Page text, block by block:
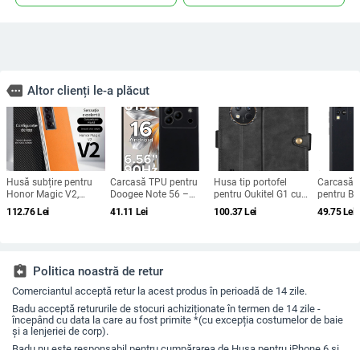
more Altor clienți le-a plăcut
Husă subțire pentru
Honor Magic V2,
protecție anti-cădere,
carcasă dură pentru
112.76Lei
Carcasă TPU pentru
Doogee Note 56 –
protecție completă
pentru Note 56, Plus și
41.11 Lei
Husa tip portofel
pentru Oukitel G1 cu
catarama magnetică
— piele ecologică,
100.37Lei
Carcasă
pentru
bv4800,
realizată
49.75Lei
assignment_return Politica noastră de retur
Comerciantul acceptă retur la acest produs în perioadă de 14 zile.
Badu acceptă retururile de stocuri achiziționate în termen de 14 zile -
începând cu data la care au fost primite *(cu excepția costumelor de baie
și a lenjeriei de corp).